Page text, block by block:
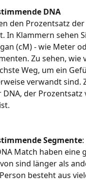
DNA
den Prozentsatz
In Klammern sehen
(cM) - wie Meter
Zu sehen,
Weg, um ein
verwandt sind.
DNA, der
Segmente
Match haben eine
sind länger als
besteht aus